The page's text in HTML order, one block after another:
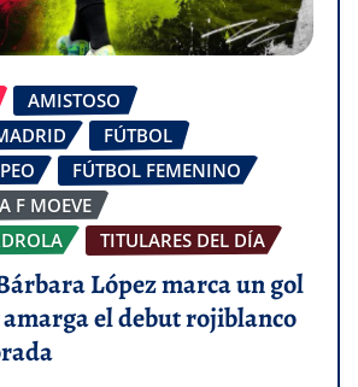
AMISTOSO
FÚTBOL
FÚTBOL FEMENINO
F MOEVE
TITULARES DEL DÍA
López marca un gol
el debut rojiblanco